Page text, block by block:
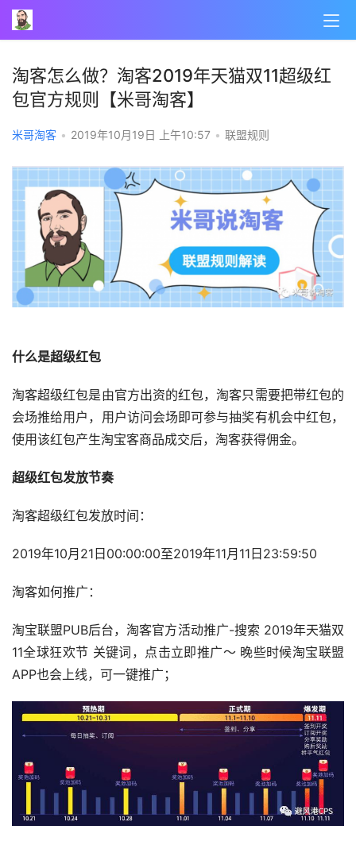
淘客怎么做？淘客2019年天猫双11超级红
包官方规则【米哥淘客】
米哥淘客 • 2019年10月19日 上午10:57 • 联盟规则
什么是超级红包
淘客超级红包是由官方出资的红包，淘客只需要把带红包的
会场推给用户，用户访问会场即可参与抽奖有机会中红包，
使用该红包产生淘宝客商品成交后，淘客获得佣金。
超级红包发放节奏
淘客超级红包发放时间：
2019年10月21日00:00:00至2019年11月11日23:59:50
淘客如何推广：
淘宝联盟PUB后台，淘客官方活动推广-搜索 2019年天猫双
11全球狂欢节 关键词，点击立即推广～ 晚些时候淘宝联盟
APP也会上线，可一键推广；